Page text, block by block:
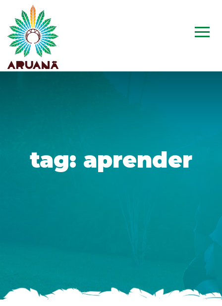
tag: aprender